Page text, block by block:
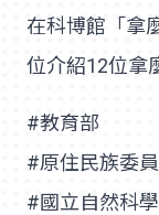
在科博館「拿
位介紹12位拿
#教育部
#原住民族委
#國立自然科